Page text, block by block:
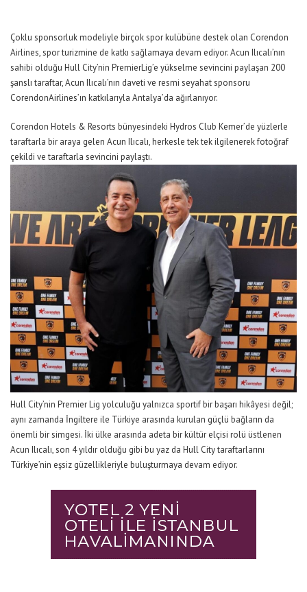
Çoklu sponsorluk modeliyle birçok spor kulübüne destek olan Corendon
Airlines, spor turizmine de katkı sağlamaya devam ediyor.Acun Ilıcalı’nın
sahibi olduğu Hull City’nin PremierLig’e yükselme sevincini paylaşan 200
şanslı taraftar, Acun Ilıcalı’nın daveti ve resmi seyahat sponsoru
CorendonAirlines’ın katkılarıyla Antalya’da ağırlanıyor.
Corendon Hotels & Resorts bünyesindeki Hydros Club Kemer’de yüzlerle
taraftarla bir araya gelen Acun Ilıcalı, herkesle tek tek ilgilenerek fotoğraf
çekildi ve taraftarla sevincini paylaştı.
Hull City’nin PremierLig yolculuğu yalnızca sportif bir başarı hikâyesi değil;
aynı zamanda İngiltere ile Türkiye arasında kurulan güçlü bağların da
önemli bir simgesi. İki ülke arasında adeta bir kültür elçisi rolü üstlenen
Acun Ilıcalı, son 4 yıldır olduğu gibi bu yaz da Hull City taraftarlarını
Türkiye’nin eşsiz güzellikleriyle buluşturmaya devam ediyor.